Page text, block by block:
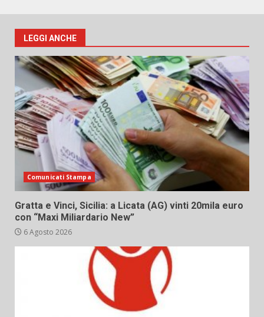
LEGGI ANCHE
Comunicati Stampa
Gratta e Vinci, Sicilia: a Licata (AG) vinti 20mila euro
con “Maxi Miliardario New”
6 Agosto 2026